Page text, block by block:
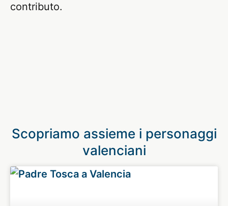
contributo.
Scopriamo assieme i personaggi
valenciani